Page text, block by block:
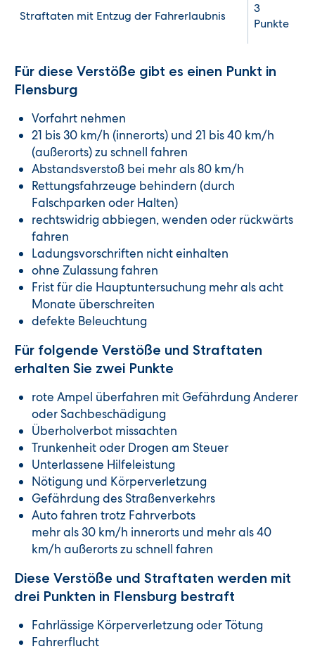
Straftaten mit Entzug der Fahrerlaubnis
3
Punkte
Für diese Verstöße gibt es einen Punkt in
Flensburg
Vorfahrt nehmen
21 bis 30 km/h (innerorts) und 21 bis 40 km/h
(außerorts) zu schnell fahren
Abstandsverstoß bei mehr als 80 km/h
Rettungsfahrzeuge behindern (durch
Falschparken oder Halten)
rechtswidrig abbiegen, wenden oder rückwärts
fahren
Ladungsvorschriften nicht einhalten
ohne Zulassung fahren
Frist für die Hauptuntersuchung mehr als acht
Monate überschreiten
defekte Beleuchtung
Für folgende Verstöße und Straftaten
erhalten Sie zwei Punkte
rote Ampel überfahren mit Gefährdung Anderer
oder Sachbeschädigung
Überholverbot missachten
Trunkenheit oder Drogen am Steuer
Unterlassene Hilfeleistung
Nötigung und Körperverletzung
Gefährdung des Straßenverkehrs
Auto fahren trotz Fahrverbots
mehr als 30 km/h innerorts und mehr als 40
km/h außerorts zu schnell fahren
Diese Verstöße und Straftaten werden mit
drei Punkten in Flensburg bestraft
Fahrlässige Körperverletzung oder Tötung
Fahrerflucht